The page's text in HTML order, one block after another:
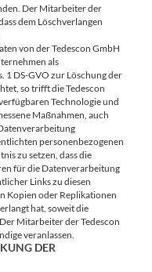
Der Mitarbeiter der
dem Löschverlangen
von der Tedescon GmbH
als
1 DS-GVO zur Löschung der
so trifft die Tedescon
Technologie und
Maßnahmen, auch
personenbezogenen
zu setzen, dass die
für die Datenverarbeitung
Links zu diesen
Kopien oder Replikationen
hat, soweit die
Mitarbeiter der Tedescon
veranlassen.
DER